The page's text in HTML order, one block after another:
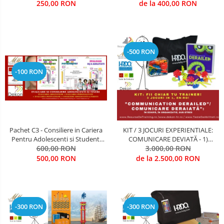
250,00 RON de la 400,00 RON
-100 RON
Pachet C3 - Consiliere in Cariera
Pentru Adolescenti si Studenti
evaluare, consiliere, indrumare
600,00 RON
500,00 RON
-500 RON
KIT / 3 JOCURI EXPERIENTIALE:
COMUNICARE DEVIATĂ - 1)
INTRE PERSOANE, 2) INTRE
DEPARTAMENTE, 3) SUB STRES
FOCUS PE OBIECTIVE STRATE
3.000,00 RON
de la 2.500,00 RON
-300 RON -300 RON